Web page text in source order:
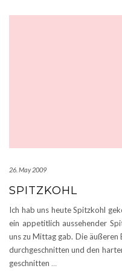
26. May 2009
SPITZKOHL
Ich hab uns heute Spitzkohl
ein appetitlich aussehender
uns zu Mittag gab. Die äußeren
durchgeschnitten und den
geschnitten …